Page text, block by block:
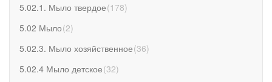
5.02.1. Мыло твердое(178)
5.02 Мыло(2)
5.02.3. Мыло хозяйственное(36)
5.02.4 Мыло детское(32)